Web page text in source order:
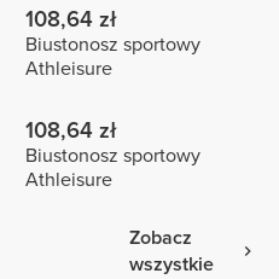
108,64 zł
Biustonosz sportowy
Athleisure
108,64 zł
Biustonosz sportowy
Athleisure
Zobacz
wszystkie